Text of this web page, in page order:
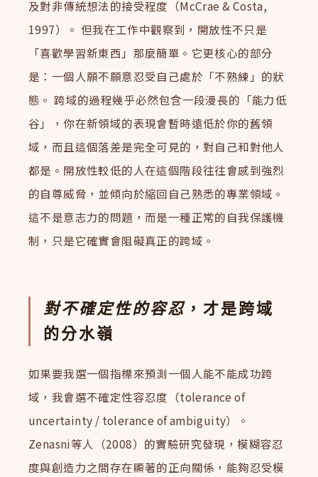
及對非傳統想法的接受程度（McCrae & Costa,
1997）。 但我在工作中觀察到，開放性不只是
「喜歡學習新東西」那麼簡單。它更核心的部分
是：一個人願不願意忍受自己處於「不熟練」的狀
態。 跨域的過程幾乎必然包含一段漫長的「能力低
谷」，你在新領域的表現會暫時遠低於你的舊領
域，而且這個落差是完全可見的，對自己和對他人
都是。開放性較低的人在這個階段往往會感到強烈
的自尊威脅，並傾向於縮回自己熟悉的專業領域。
這不是意志力的問題，而是一種正常的自我保護機
制，只是它確實會阻礙真正的跨域。
對不確定性的容忍 ，才是跨域
的分水嶺
如果要我選一個指標來預測一個人能不能成功跨
域，我會選不確定性容忍度（tolerance of
uncertainty / tolerance of ambiguity）。
Zenasni等人（2008）的實驗研究發現，模糊容忍
度與創造力之間存在顯著的正向關係，能夠忍受模